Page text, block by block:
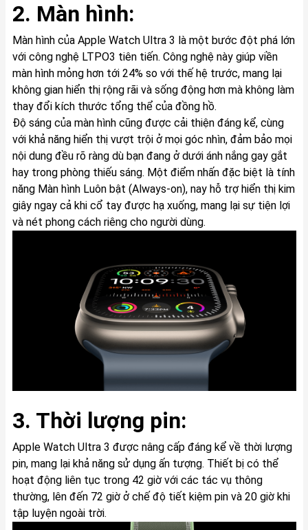
2. Màn hình:
Màn hình của Apple Watch Ultra 3 là một bước đột phá lớn
với công nghệ LTPO3 tiên tiến. Công nghệ này giúp viền
màn hình mỏng hơn tới 24% so với thế hệ trước, mang lại
không gian hiển thị rộng rãi và sống động hơn mà không làm
thay đổi kích thước tổng thể của đồng hồ.
Độ sáng của màn hình cũng được cải thiện đáng kể, cùng
với khả năng hiển thị vượt trội ở mọi góc nhìn, đảm bảo mọi
nội dung đều rõ ràng dù bạn đang ở dưới ánh nắng gay gắt
hay trong phòng thiếu sáng. Một điểm nhấn đặc biệt là tính
năng Màn hình Luôn bật (Always-on), nay hỗ trợ hiển thị kim
giây ngay cả khi cổ tay được hạ xuống, mang lại sự tiện lợi
và nét phong cách riêng cho người dùng.
3. Thời lượng pin:
Apple Watch Ultra 3 được nâng cấp đáng kể về thời lượng
pin, mang lại khả năng sử dụng ấn tượng. Thiết bị có thể
hoạt động liên tục trong 42 giờ với các tác vụ thông
thường, lên đến 72 giờ ở chế độ tiết kiệm pin và 20 giờ khi
tập luyện ngoài trời.